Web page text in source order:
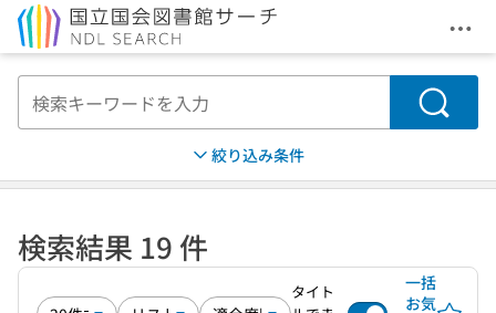
メ
検索
絞り込み条件
検索結果 19 件
タイト
一括
お気